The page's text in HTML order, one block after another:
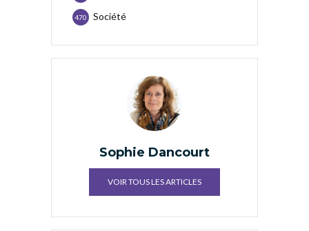
Société
470
Sophie Dancourt
VOIR TOUS LES ARTICLES